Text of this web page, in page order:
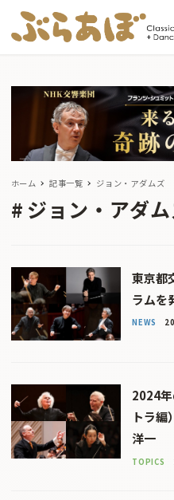
ホーム 記事一覧 ジョン・アダムズ
ジョン・アダ
東京都
ラムを
NEWS
2024
トラ編
洋一
TOPICS